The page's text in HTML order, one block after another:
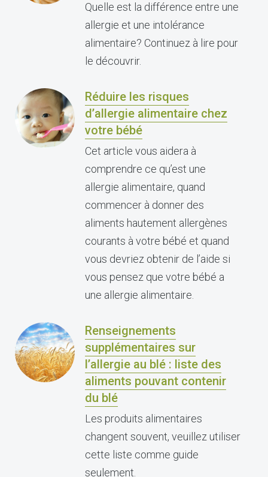
Quelle est la différence entre une
allergie et une intolérance
alimentaire? Continuez à lire pour
le découvrir.
Réduire les risques
d’allergie alimentaire chez
votre bébé
Cet article vous aidera à
comprendre ce qu’est une
allergie alimentaire, quand
commencer à donner des
aliments hautement allergènes
courants à votre bébé et quand
vous devriez obtenir de l’aide si
vous pensez que votre bébé a
une allergie alimentaire.
Renseignements
supplémentaires sur
l’allergie au blé : liste des
aliments pouvant contenir
du blé
Les produits alimentaires
changent souvent, veuillez utiliser
cette liste comme guide
seulement.